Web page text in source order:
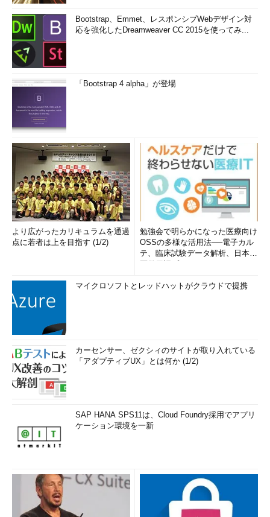
Bootstrap、Emmet、レスポンシブWebデザイン対
応を強化したDreamweaver CC 2015を使ってみ...
「Bootstrap 4 alpha」が登場
より広がったカリキュラムを通過
点に若者は上を目指す (1/2)
勉強会で明らかになった医療向け
OSSの多様な活用法──電子カル
テ、臨床試験データ解析、日本語
マイクロソフトとレッドハットがクラウドで提携
カーセンサー、ゼクシィのサイトが取り入れている
「アダプティブUX」とは何か (1/2)
SAP HANA SPS11は、Cloud Foundry採用でアプリ
ケーション環境を一新